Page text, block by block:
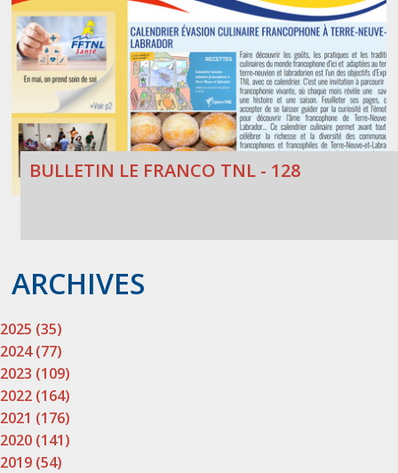
BULLETIN LE FRANCO TNL - 128
ARCHIVES
2025 (35)
2024 (77)
2023 (109)
2022 (164)
2021 (176)
2020 (141)
2019 (54)